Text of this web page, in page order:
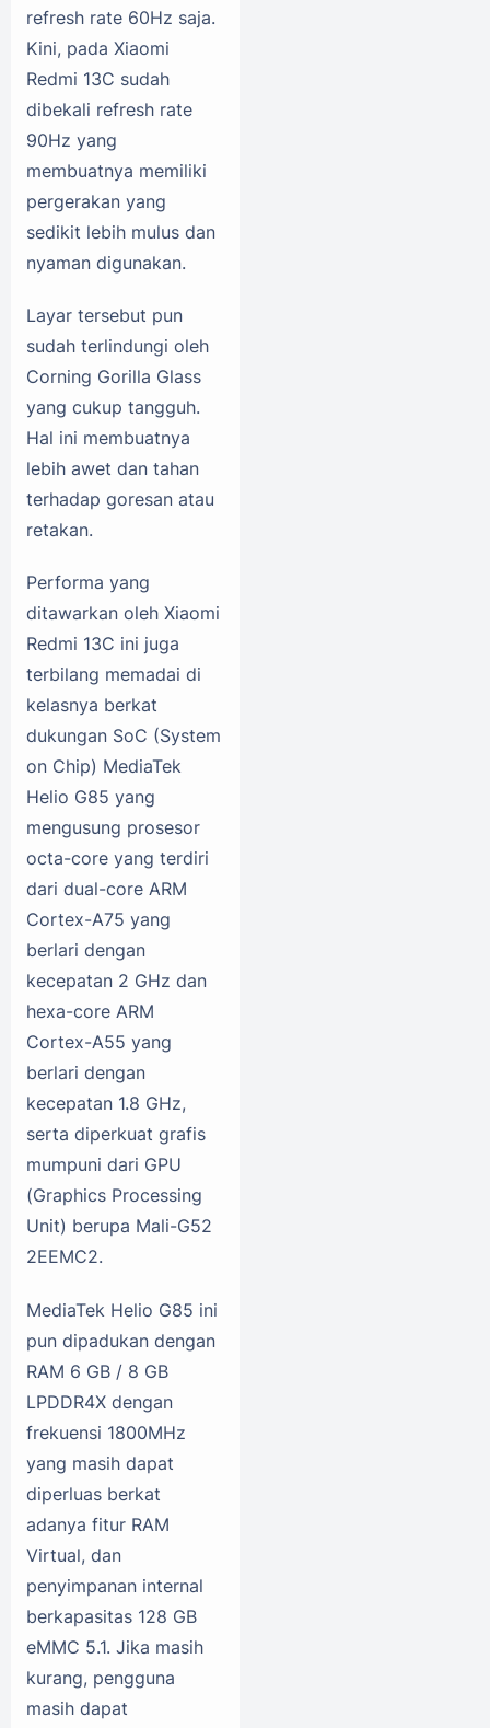
refresh rate 60Hz saja.
Kini, pada Xiaomi
Redmi 13C sudah
dibekali refresh rate
90Hz yang
membuatnya memiliki
pergerakan yang
sedikit lebih mulus dan
nyaman digunakan.
Layar tersebut pun
sudah terlindungi oleh
Corning Gorilla Glass
yang cukup tangguh.
Hal ini membuatnya
lebih awet dan tahan
terhadap goresan atau
retakan.
Performa yang
ditawarkan oleh Xiaomi
Redmi 13C ini juga
terbilang memadai di
kelasnya berkat
dukungan SoC (System
on Chip) MediaTek
Helio G85 yang
mengusung prosesor
octa-core yang terdiri
dari dual-core ARM
Cortex-A75 yang
berlari dengan
kecepatan 2 GHz dan
hexa-core ARM
Cortex-A55 yang
berlari dengan
kecepatan 1.8 GHz,
serta diperkuat grafis
mumpuni dari GPU
(Graphics Processing
Unit) berupa Mali-G52
2EEMC2.
MediaTek Helio G85 ini
pun dipadukan dengan
RAM 6 GB / 8 GB
LPDDR4X dengan
frekuensi 1800MHz
yang masih dapat
diperluas berkat
adanya fitur RAM
Virtual, dan
penyimpanan internal
berkapasitas 128 GB
eMMC 5.1. Jika masih
kurang, pengguna
masih dapat